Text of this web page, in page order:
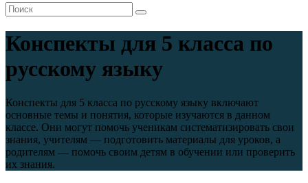
Конспекты для 5 класса по
русскому языку
Конспекты для 5 класса по русскому языку включают
основные темы и понятия, которые изучаются в данном
классе. Они могут помочь ученикам систематизировать свои
знания, учителям — подготовить материалы для уроков, а
родителям — помочь своим детям в обучении или проверить
их знания.